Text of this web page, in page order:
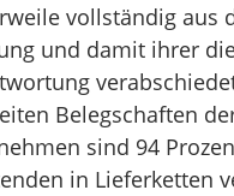
vollständig aus
und damit ihrer
Belegschaften
sind 94
in Lieferketten